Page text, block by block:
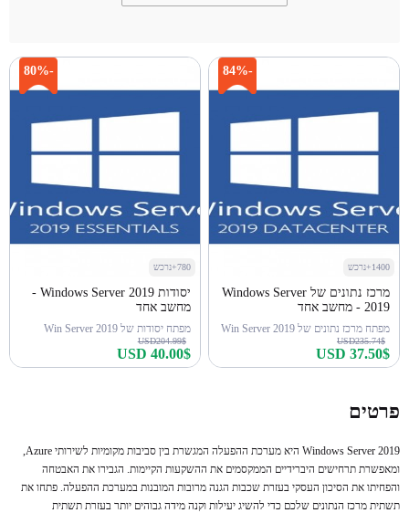
-80%
780+נרכש
יסודות Windows Server 2019 -
מחשב אחד
מפתח יסודות של Win Server 2019
USD204.99$
USD 40.00$
-84%
1400+נרכש
מרכז נתונים של Windows Server
2019 - מחשב אחד
מפתח מרכז נתונים של Win Server 2019
USD235.74$
USD 37.50$
פרטים
Windows Server 2019 היא מערכת ההפעלה המגשרת בין סביבות מקומיות לשירותי Azure,
ומאפשרת תרחישים היברידיים הממקסמים את ההשקעות הקיימות. הגבירו את האבטחה
והפחיתו את הסיכון העסקי בעזרת שכבות הגנה מרובות המובנות במערכת ההפעלה. פתחו את
תשתית מרכז הנתונים שלכם כדי להשיג יעילות וקנה מידה גבוהים יותר בעזרת תשתית